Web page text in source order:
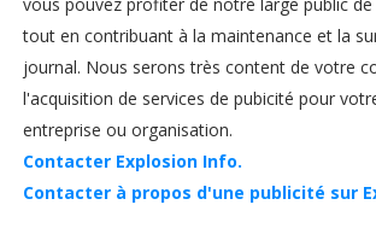
tout en contribuant à la maintenance et la
journal. Nous serons très content de votre
l'acquisition de services de pubicité pour
entreprise ou organisation.
Contacter Explosion Info.
Contacter à propos d'une publicité sur